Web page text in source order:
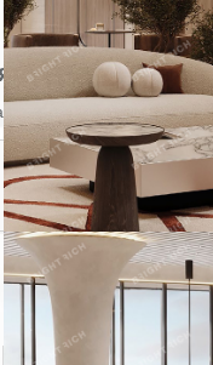
на объявление?
Похожие